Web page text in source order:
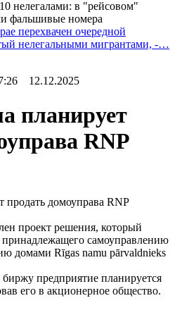
перехвачен очередной
нелегальными мигрантами, -…
12.12.2025
планирует
RNP
проект решения, который
самоуправлению
домами Rīgas namu pārvaldnieks
предприятие планируется
его в акционерное общество.